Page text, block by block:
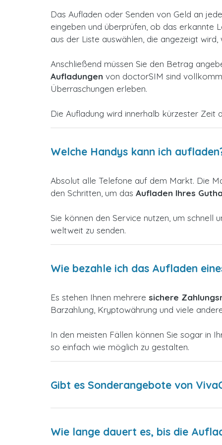
Das Aufladen oder Senden von Geld an
eingeben und überprüfen, ob das erkannte
aus der Liste auswählen, die angezeigt
Anschließend müssen Sie den Betrag
Aufladungen von doctorSIM sind
Überraschungen erleben.
Die Aufladung wird innerhalb kürzester Zeit
Welche Handys kann ich
Absolut alle Telefone auf dem Markt. Die
den Schritten, um das Aufladen Ihres
Sie können den Service nutzen, um
weltweit zu senden.
Wie bezahle ich das Aufladen
Es stehen Ihnen mehrere sichere
Barzahlung, Kryptowährung und viele
In den meisten Fällen können Sie sogar in
so einfach wie möglich zu gestalten.
Gibt es Sonderangebote von
Wie lange dauert es, bis die